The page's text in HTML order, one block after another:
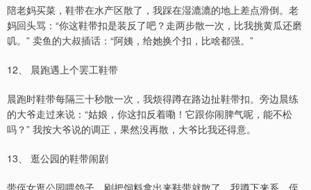
陪老妈买菜，鞋带在水产区散了，我踩在湿漉漉的地上差点滑倒。老
妈回头骂：“你这鞋带扣是装反了吧？走两步散一次，比我挑黄瓜还磨
叽。” 卖鱼的大叔插话：“阿姨，给她换个扣，比啥都强。”
12、 晨跑遇上个罢工鞋带
晨跑时鞋带每隔三十秒散一次，我烦得蹲在路边扯鞋带扣。旁边晨练
的大爷走过来说：“姑娘，你这扣反着嘞！它跟你闹脾气呢，能不松
吗？” 我按大爷说的调正，果然没再散，大爷比我还得意。
13、 逛公园的鞋带闹剧